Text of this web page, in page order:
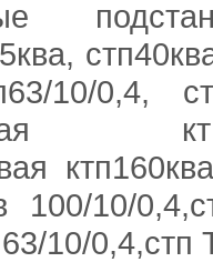
10/0,4,
100/10/
10/0,4,стп